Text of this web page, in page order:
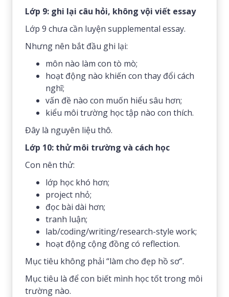
Lớp 9: ghi lại câu hỏi, không vội viết essay
Lớp 9 chưa cần luyện supplemental essay.
Nhưng nên bắt đầu ghi lại:
môn nào làm con tò mò;
hoạt động nào khiến con thay đổi cách
nghĩ;
vấn đề nào con muốn hiểu sâu hơn;
kiểu môi trường học tập nào con thích.
Đây là nguyên liệu thô.
Lớp 10: thử môi trường và cách học
Con nên thử:
lớp học khó hơn;
project nhỏ;
đọc bài dài hơn;
tranh luận;
lab/coding/writing/research-style work;
hoạt động cộng đồng có reflection.
Mục tiêu không phải “làm cho đẹp hồ sơ”.
Mục tiêu là để con biết mình học tốt trong môi
trường nào.